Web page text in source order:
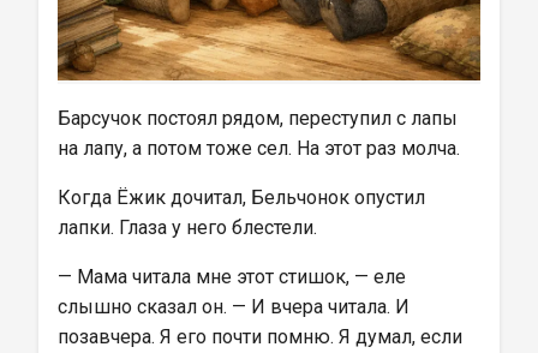
Барсучок постоял рядом, переступил с лапы
на лапу, а потом тоже сел. На этот раз молча.
Когда Ёжик дочитал, Бельчонок опустил
лапки. Глаза у него блестели.
— Мама читала мне этот стишок, — еле
слышно сказал он. — И вчера читала. И
позавчера. Я его почти помню. Я думал, если